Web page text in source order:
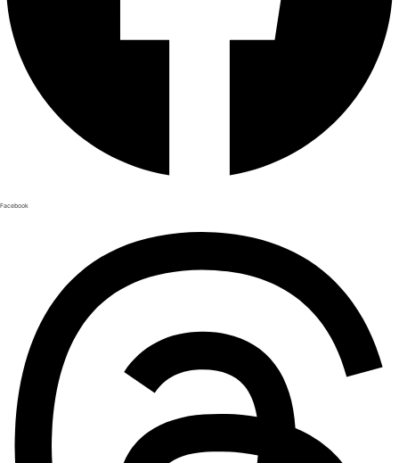
Facebook